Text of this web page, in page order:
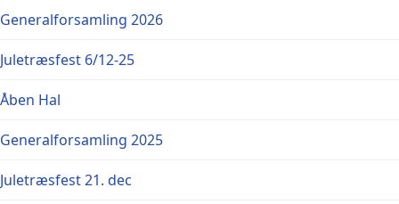
Generalforsamling 2026
Juletræsfest 6/12-25
Åben Hal
Generalforsamling 2025
Juletræsfest 21. dec